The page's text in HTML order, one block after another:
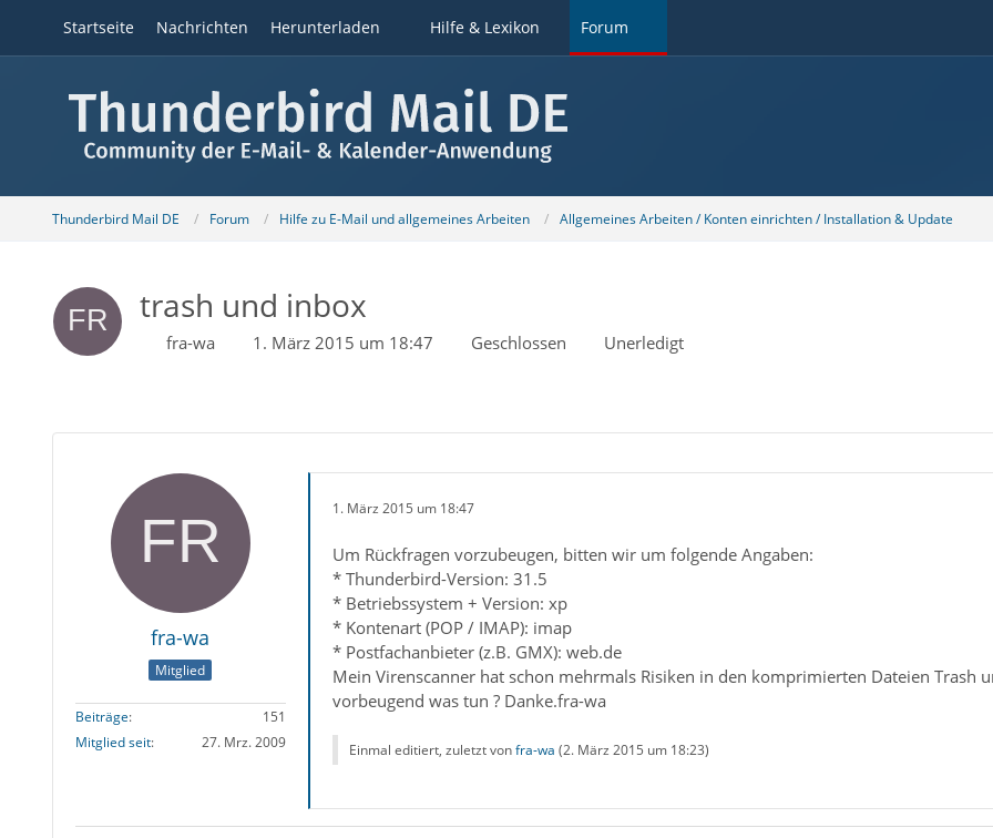
Startseite Nachrichten Herunterladen Hilfe & Lexikon Forum
Thunderbird Mail DE Forum Hilfe zu E-Mail und allgemeines Arbeiten Allgemeines Arbeiten / Konten einrichten / Installation & Update
trash und inbox
fra-wa 1. März 2015 um 18:47 Geschlossen Unerledigt
fra-wa
Mitglied
Beiträge
151
Mitglied seit
27. Mrz. 2009
1. März 2015 um 18:47
Um Rückfragen vorzubeugen, bitten wir um folgende Angaben:
* Thunderbird-Version: 31.5
* Betriebssystem + Version: xp
* Kontenart (POP / IMAP): imap
* Postfachanbieter (z.B. GMX): web.de
Mein Virenscanner hat schon mehrmals Risiken in den komprimierten Dateien Trash
vorbeugend was tun ? Danke.fra-wa
Einmal editiert, zuletzt vonfra-wa (2. März 2015 um 18:23)